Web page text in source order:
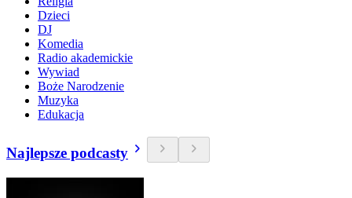
Dzieci
DJ
Komedia
Radio akademickie
Wywiad
Boże Narodzenie
Muzyka
Edukacja
Najlepsze podcasty